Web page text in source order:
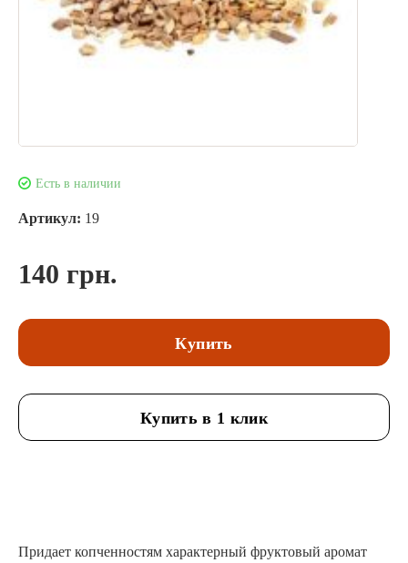
Есть в наличии
Артикул: 19
140 грн.
Купить
Купить в 1 клик
Придает копченностям характерный фруктовый аромат